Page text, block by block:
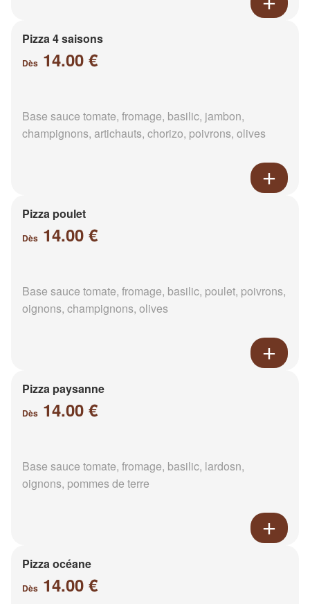
Pizza 4 saisons
Dès 14.00 €
Base sauce tomate, fromage, basilic, jambon,
champignons, artichauts, chorizo, poivrons, olives
Pizza poulet
Dès 14.00 €
Base sauce tomate, fromage, basilic, poulet, poivrons,
oignons, champignons, olives
Pizza paysanne
Dès 14.00 €
Base sauce tomate, fromage, basilic, lardosn,
oignons, pommes de terre
Pizza océane
Dès 14.00 €